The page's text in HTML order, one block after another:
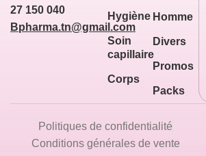
27 150 040
Bpharma.tn@gmail.com
Hygiène
Soin
capillaire
Corps
Homme
Divers
Promos
Packs
Politiques de confidentialité
Conditions générales de vente